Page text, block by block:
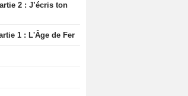
2 : J’écris ton
1 : L'Âge de Fer